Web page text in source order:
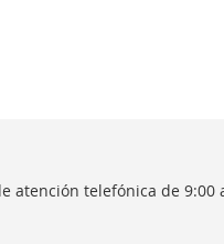
atención telefónica de 9:00